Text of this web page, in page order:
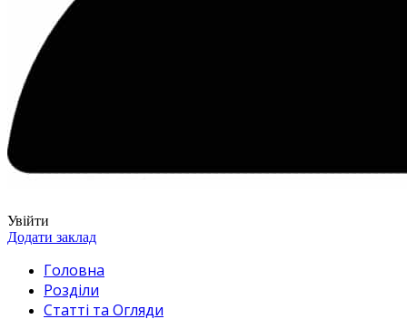
Увійти
Додати заклад
Головна
Розділи
Статті та Огляди